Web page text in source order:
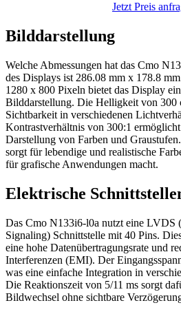
Jetzt Preis
Bilddarstellung
Welche Abmessungen hat das Cmo
des Displays ist 286.08 mm x 178.8
1280 x 800 Pixeln bietet das Display
Bilddarstellung. Die Helligkeit von 300
Sichtbarkeit in verschiedenen
Kontrastverhältnis von 300:1
Darstellung von Farben und
sorgt für lebendige und realistische
für grafische Anwendungen macht.
Elektrische
Das Cmo N133i6-l0a nutzt eine LVDS
Signaling) Schnittstelle mit 40 Pins.
eine hohe Datenübertragungsrate und
Interferenzen (EMI). Der
was eine einfache Integration in
Die Reaktionszeit von 5/11 ms sorgt
Bildwechsel ohne sichtbare